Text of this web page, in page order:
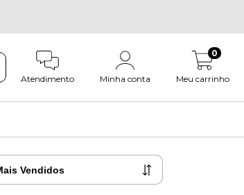
Atendimento Minha conta Meu carrinho
0